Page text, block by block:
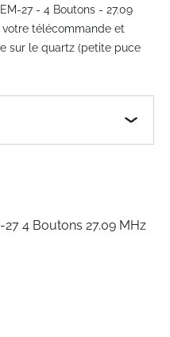
27 - 4 Boutons - 27.09
votre télécommande et
sur le quartz (petite puce
4 Boutons 27.09 MHz